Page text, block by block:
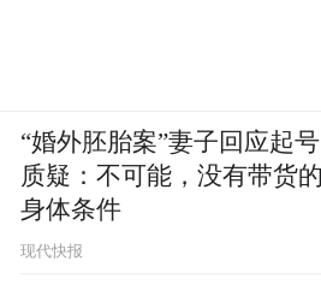
人去玩，它的刹车会更直
布置在靠近车身最间的位
中心正好是在中间的，这
候会更稳定。75还有一个
“婚外胚胎案”妻子回应起号
质疑：不可能，没有带货的
身体条件
现代快报